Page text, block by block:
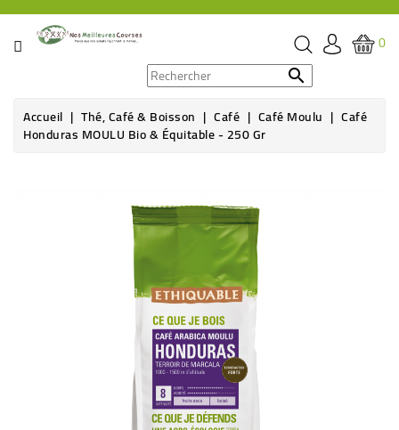
CATÉGORIE
ÉPICERIE
0

Accueil Thé, Café & Boisson Café Café Moulu Café
Honduras MOULU Bio & Équitable - 250 Gr